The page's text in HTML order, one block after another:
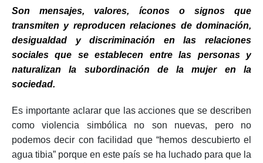
Son mensajes, valores, íconos o signos que
transmiten y reproducen relaciones de dominación,
desigualdad y discriminación en las relaciones
sociales que se establecen entre las personas y
naturalizan la subordinación de la mujer en la
sociedad.
Es importante aclarar que las acciones que se describen
como violencia simbólica no son nuevas, pero no
podemos decir con facilidad que “hemos descubierto el
agua tibia” porque en este país se ha luchado para que la